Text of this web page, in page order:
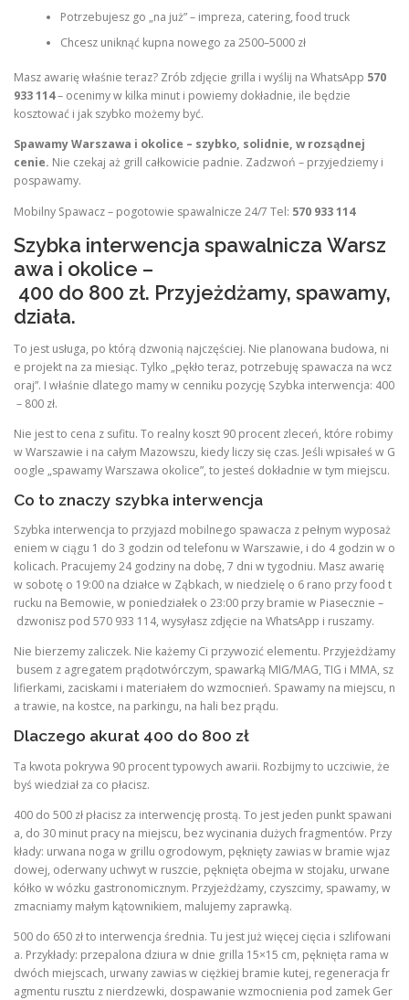
Potrzebujesz go „na już” – impreza, catering, food truck
Chcesz uniknąć kupna nowego za 2500–5000 zł
Masz awarię właśnie teraz? Zrób zdjęcie grilla i wyślij na WhatsApp 570
933 114– ocenimy w kilka minut i powiemy dokładnie, ile będzie
kosztować i jak szybko możemy być.
Spawamy Warszawa i okolice – szybko, solidnie, w rozsądnej
cenie. Nie czekaj aż grill całkowicie padnie. Zadzwoń – przyjedziemy i
pospawamy.
Mobilny Spawacz – pogotowie spawalnicze 24/7 Tel: 570 933 114
Szybka interwencja spawalnicza Warsz
awa i okolice –
400 do 800 zł. Przyjeżdżamy, spawamy,
działa.
To jest usługa, po którą dzwonią najczęściej. Nie planowana budowa, ni
e projekt na za miesiąc. Tylko „pękło teraz, potrzebuję spawacza na wcz
oraj”. I właśnie dlatego mamy w cenniku pozycję Szybka interwencja: 400
– 800 zł.
Nie jest to cena z sufitu. To realny koszt 90 procent zleceń, które robimy
w Warszawie i na całym Mazowszu, kiedy liczy się czas. Jeśli wpisałeś w G
oogle „spawamy Warszawa okolice”, to jesteś dokładnie w tym miejscu.
Co to znaczy szybka interwencja
Szybka interwencja to przyjazd mobilnego spawacza z pełnym wyposaż
eniem w ciągu 1 do 3 godzin od telefonu w Warszawie, i do 4 godzin w o
kolicach. Pracujemy 24 godziny na dobę, 7 dni w tygodniu. Masz awarię
w sobotę o 19:00 na działce w Ząbkach, w niedzielę o 6 rano przy food t
rucku na Bemowie, w poniedziałek o 23:00 przy bramie w Piasecznie –
dzwonisz pod 570 933 114, wysyłasz zdjęcie na WhatsApp i ruszamy.
Nie bierzemy zaliczek. Nie każemy Ci przywozić elementu. Przyjeżdżamy
busem z agregatem prądotwórczym, spawarką MIG/MAG, TIG i MMA, sz
lifierkami, zaciskami i materiałem do wzmocnień. Spawamy na miejscu, n
a trawie, na kostce, na parkingu, na hali bez prądu.
Dlaczego akurat 400 do 800 zł
Ta kwota pokrywa 90 procent typowych awarii. Rozbijmy to uczciwie, że
byś wiedział za co płacisz.
400 do 500 zł płacisz za interwencję prostą. To jest jeden punkt spawani
a, do 30 minut pracy na miejscu, bez wycinania dużych fragmentów. Przy
kłady: urwana noga w grillu ogrodowym, pęknięty zawias w bramie wjaz
dowej, oderwany uchwyt w ruszcie, pęknięta obejma w stojaku, urwane
kółko w wózku gastronomicznym. Przyjeżdżamy, czyszcimy, spawamy, w
zmacniamy małym kątownikiem, malujemy zaprawką.
500 do 650 zł to interwencja średnia. Tu jest już więcej cięcia i szlifowani
a. Przykłady: przepalona dziura w dnie grilla 15×15 cm, pęknięta rama w
dwóch miejscach, urwany zawias w ciężkiej bramie kutej, regeneracja fr
agmentu rusztu z nierdzewki, dospawanie wzmocnienia pod zamek Ger